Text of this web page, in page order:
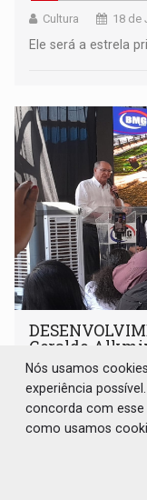
Cultura 18 de
Ele será a estrela
Geraldo
industrial de
Geral 02 de
Ele participou da
Nós usamos
experiência
concorda com
como usamos